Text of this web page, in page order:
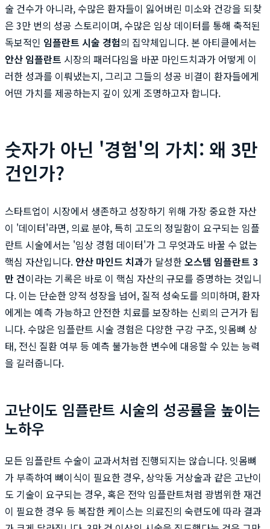
술 건수가 아니라, 수많은 환자들이 잃어버린 미소와 건강을 되찾
은 3만 번의 성공 스토리이며, 수많은 임상 데이터를 통해 축적된
독보적인 임플란트 시술 경험의 집약체입니다. 본 아티클에서는
안산 임플란트 시장의 패러다임을 바꾼 마인드치과가 어떻게 이
러한 성과를 이뤄냈는지, 그리고 그들의 성공 비결이 환자들에게
어떤 가치를 제공하는지 깊이 있게 조명하고자 합니다.
숫자가 아닌 '경험'의 가치: 왜 3만
건인가?
스타트업이 시장에서 생존하고 성장하기 위해 가장 중요한 자산
이 '데이터'라면, 의료 분야, 특히 고도의 정밀함이 요구되는 임플
란트 시술에서는 '임상 경험 데이터'가 그 무엇과도 바꿀 수 없는
핵심 자산입니다. 안산 마인드 치과가 달성한오스템 임플란트 3
만 건이라는 기록은 바로 이 핵심 자산의 규모를 증명하는 것입니
다. 이는 단순한 양적 성장을 넘어, 질적 성숙도를 의미하며, 환자
에게는 예측 가능하고 안전한 치료를 보장하는 신뢰의 근거가 됩
니다. 수많은 임플란트 시술 경험은 다양한 구강 구조, 잇몸뼈 상
태, 전신 질환 여부 등 예측 불가능한 변수에 대응할 수 있는 능력
을 길러줍니다.
고난이도 임플란트 시술의 성공률을 높이는
노하우
모든 임플란트 수술이 교과서처럼 진행되지는 않습니다. 잇몸뼈
가 부족하여 뼈이식이 필요한 경우, 상악동 거상술과 같은 고난이
도 기술이 요구되는 경우, 혹은 전악 임플란트처럼 광범위한 재건
이 필요한 경우 등 복잡한 케이스는 의료진의 숙련도에 따라 결과